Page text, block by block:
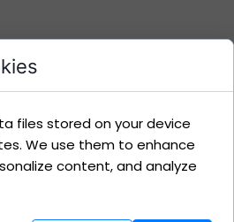
files stored on your device
We use them to enhance
content, and analyze